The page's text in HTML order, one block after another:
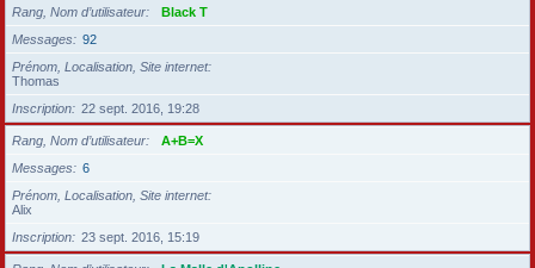
Rang, Nom d’utilisateur
Black T
Messages
92
Prénom, Localisation, Site internet
Thomas
Inscription
22 sept. 2016, 19:28
Rang, Nom d’utilisateur
A+B=X
Messages
6
Prénom, Localisation, Site internet
Alix
Inscription
23 sept. 2016, 15:19